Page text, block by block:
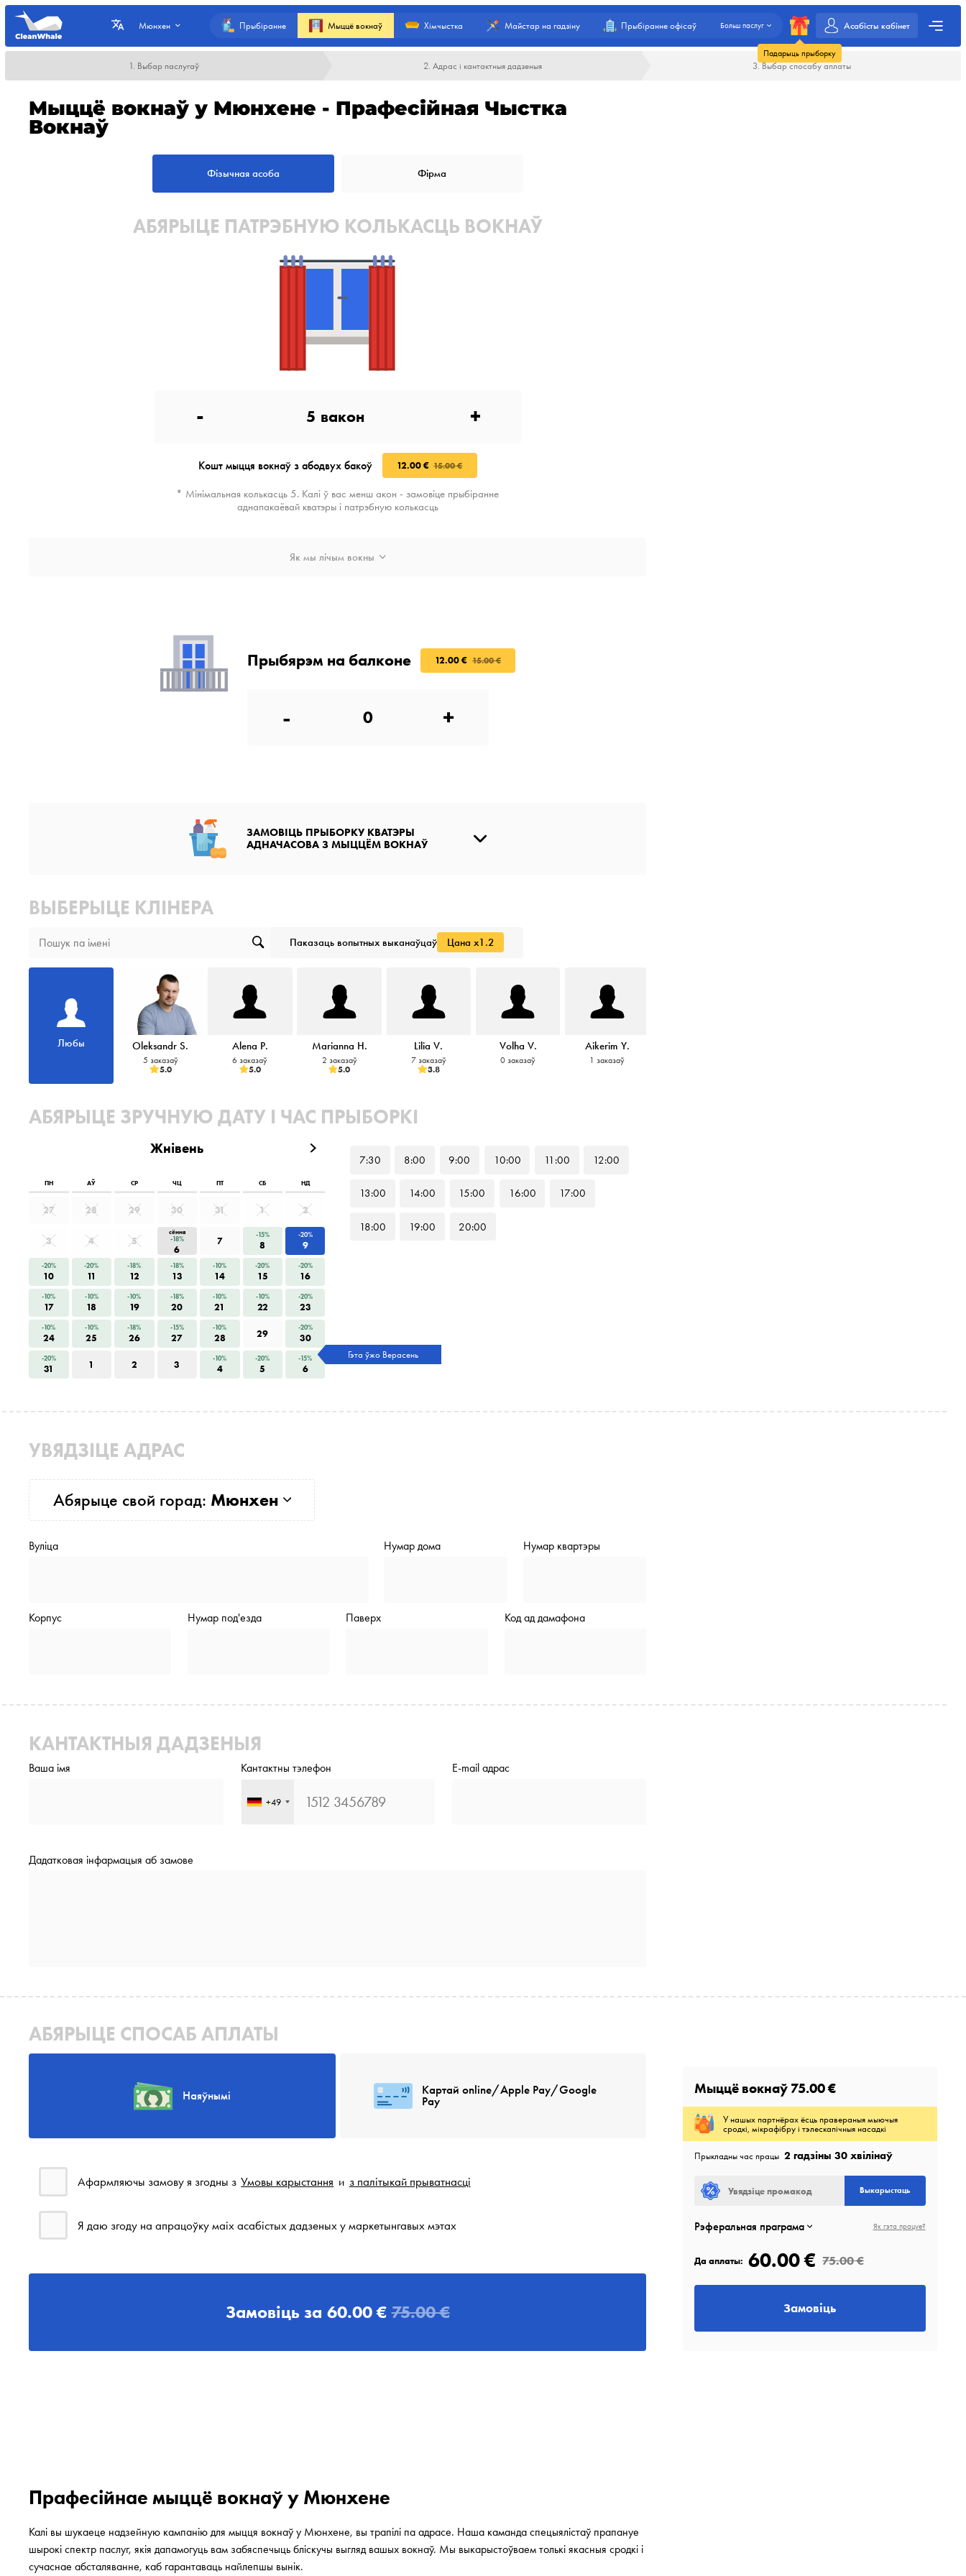
Мюнхен Прыбіранне Мыццё вокнаў Хімчыстка Майстар на гадзіну Прыбіранне офісаў Больш паслуг
Падарыць прыборку
Асабісты кабінет
1. Выбар паслугаў 2. Адрас і кантактныя дадзеныя 3. Выбар спосабу аплаты
Мыццё вокнаў у Мюнхене - Прафесійная Чыстка
Вокнаў
Фізычная асоба Фірма
АБЯРЫЦЕ ПАТРЭБНУЮ КОЛЬКАСЦЬ ВОКНАЎ
- 5 вакон +
Кошт мыцця вокнаў з абодвух бакоў 12.00 € 15.00 €
* Мінімальная колькасць 5. Калі ў вас менш акон - замовіце прыбіранне
аднапакаёвай кватэры і патрэбную колькасць
Як мы лічым вокны
Прыбярэм на балконе 12.00 € 15.00 €
- +
ЗАМОВІЦЬ ПРЫБОРКУ КВАТЭРЫ
АДНАЧАСОВА З МЫЦЦЁМ ВОКНАЎ
ВЫБЕРЫЦЕ КЛІНЕРА
Паказаць вопытных выканаўцаў Цана x1.2
Любы Oleksandr S.
5 заказаў
5.0
Alena P.
6 заказаў
5.0
Marianna H.
2 заказаў
5.0
Lilia V.
7 заказаў
3.8
Volha V.
0 заказаў
Aikerim Y.
1 заказаў
АБЯРЫЦЕ ЗРУЧНУЮ ДАТУ І ЧАС ПРЫБОРКІ
Жнівень
ПН АЎ СР ЧЦ ПТ СБ НД
27 28 29 30 31 1 2
3 4 5
сёння
-18%
6
7 -15%
8
-20%
9
-20%
10
-20%
11
-18%
12
-18%
13
-10%
14
-20%
15
-20%
16
-10%
17
-10%
18
-10%
19
-18%
20
-10%
21
-10%
22
-20%
23
-10%
24
-10%
25
-18%
26
-15%
27
-10%
28 29 -20%
30
-20%
31 1 2 3 -10%
4
-20%
5
-15%
6
Гэта ўжо Верасень
7:30 8:00 9:00 10:00 11 :00 12:00
13:00 14:00 15:00 16:00 17:00
18:00 19:00 20:00
УВЯДЗІЦЕ АДРАС
Абярыце свой горад: Мюнхен
Вуліца Нумар дома Нумар квартэры
Корпус Нумар под'езда Паверх Код ад дамафона
КАНТАКТНЫЯ ДАДЗЕНЫЯ
Ваша імя Кантактны тэлефон
+49
E-mail адрас
Дадатковая інфармацыя аб замове
АБЯРЫЦЕ СПОСАБ АПЛАТЫ
Наяўнымі Картай online/Apple Pay/Google
Pay
Афармляючы замову я згодны з Умовы карыстання и з палітыкай прыватнасці
Я даю згоду на апрацоўку маіх асабістых дадзеных у маркетынгавых мэтах
Замовіць за 60.00 € 75.00 €
Мыццё вокнаў 75.00 €
У нашых партнёрах ёсць правераныя мыючыя
сродкі, мікрафібру і тэлескапічныя насадкі
Прыкладны час працы 2 гадзіны 30 хвілінаў
Выкарыстаць
Рэферальная праграма Як гэта працуе?
Да аплаты: 60.00 € 75.00 €
Замовіць
Прафесійнае мыццё вокнаў у Мюнхене
Калі вы шукаеце надзейную кампанію для мыцця вокнаў у Мюнхене, вы трапілі па адрасе. Наша каманда спецыялістаў прапануе
шырокі спектр паслуг, якія дапамогуць вам забяспечыць бліскучы выгляд вашых вокнаў. Мы выкарыстоўваем толькі якасныя сродкі і
сучаснае абсталяванне, каб гарантаваць найлепшы вынік.